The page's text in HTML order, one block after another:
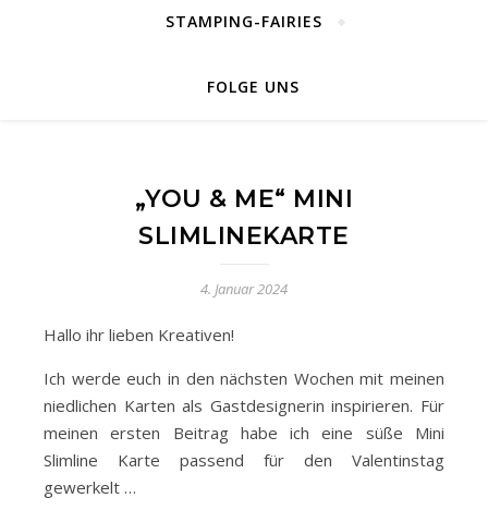
STAMPING-FAIRIES
FOLGE UNS
„YOU & ME“ MINI
SLIMLINEKARTE
4. Januar 2024
Hallo ihr lieben Kreativen!
Ich werde euch in den nächsten Wochen mit meinen
niedlichen Karten als Gastdesignerin inspirieren. Für
meinen ersten Beitrag habe ich eine süße Mini
Slimline Karte passend für den Valentinstag
gewerkelt …